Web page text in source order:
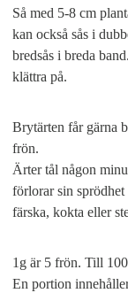
Så med 5-8 cm
kan också sås i
bredsås i breda
klättra på.
Brytärten får gärna
frön.
Ärter tål någon
förlorar sin sprödhet
färska, kokta eller
1g är 5 frön. Till
En portion